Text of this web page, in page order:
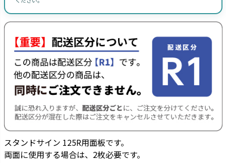
スタンドサイン 125R用面板です。
両面に使用する場合は、2枚必要です。